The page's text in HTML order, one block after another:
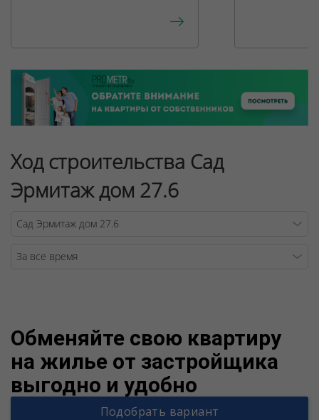
Ход строительства Сад
Эрмитаж дом 27.6
Обменяйте свою квартиру
на жилье от застройщика
выгодно и удобно
Подобрать вариант